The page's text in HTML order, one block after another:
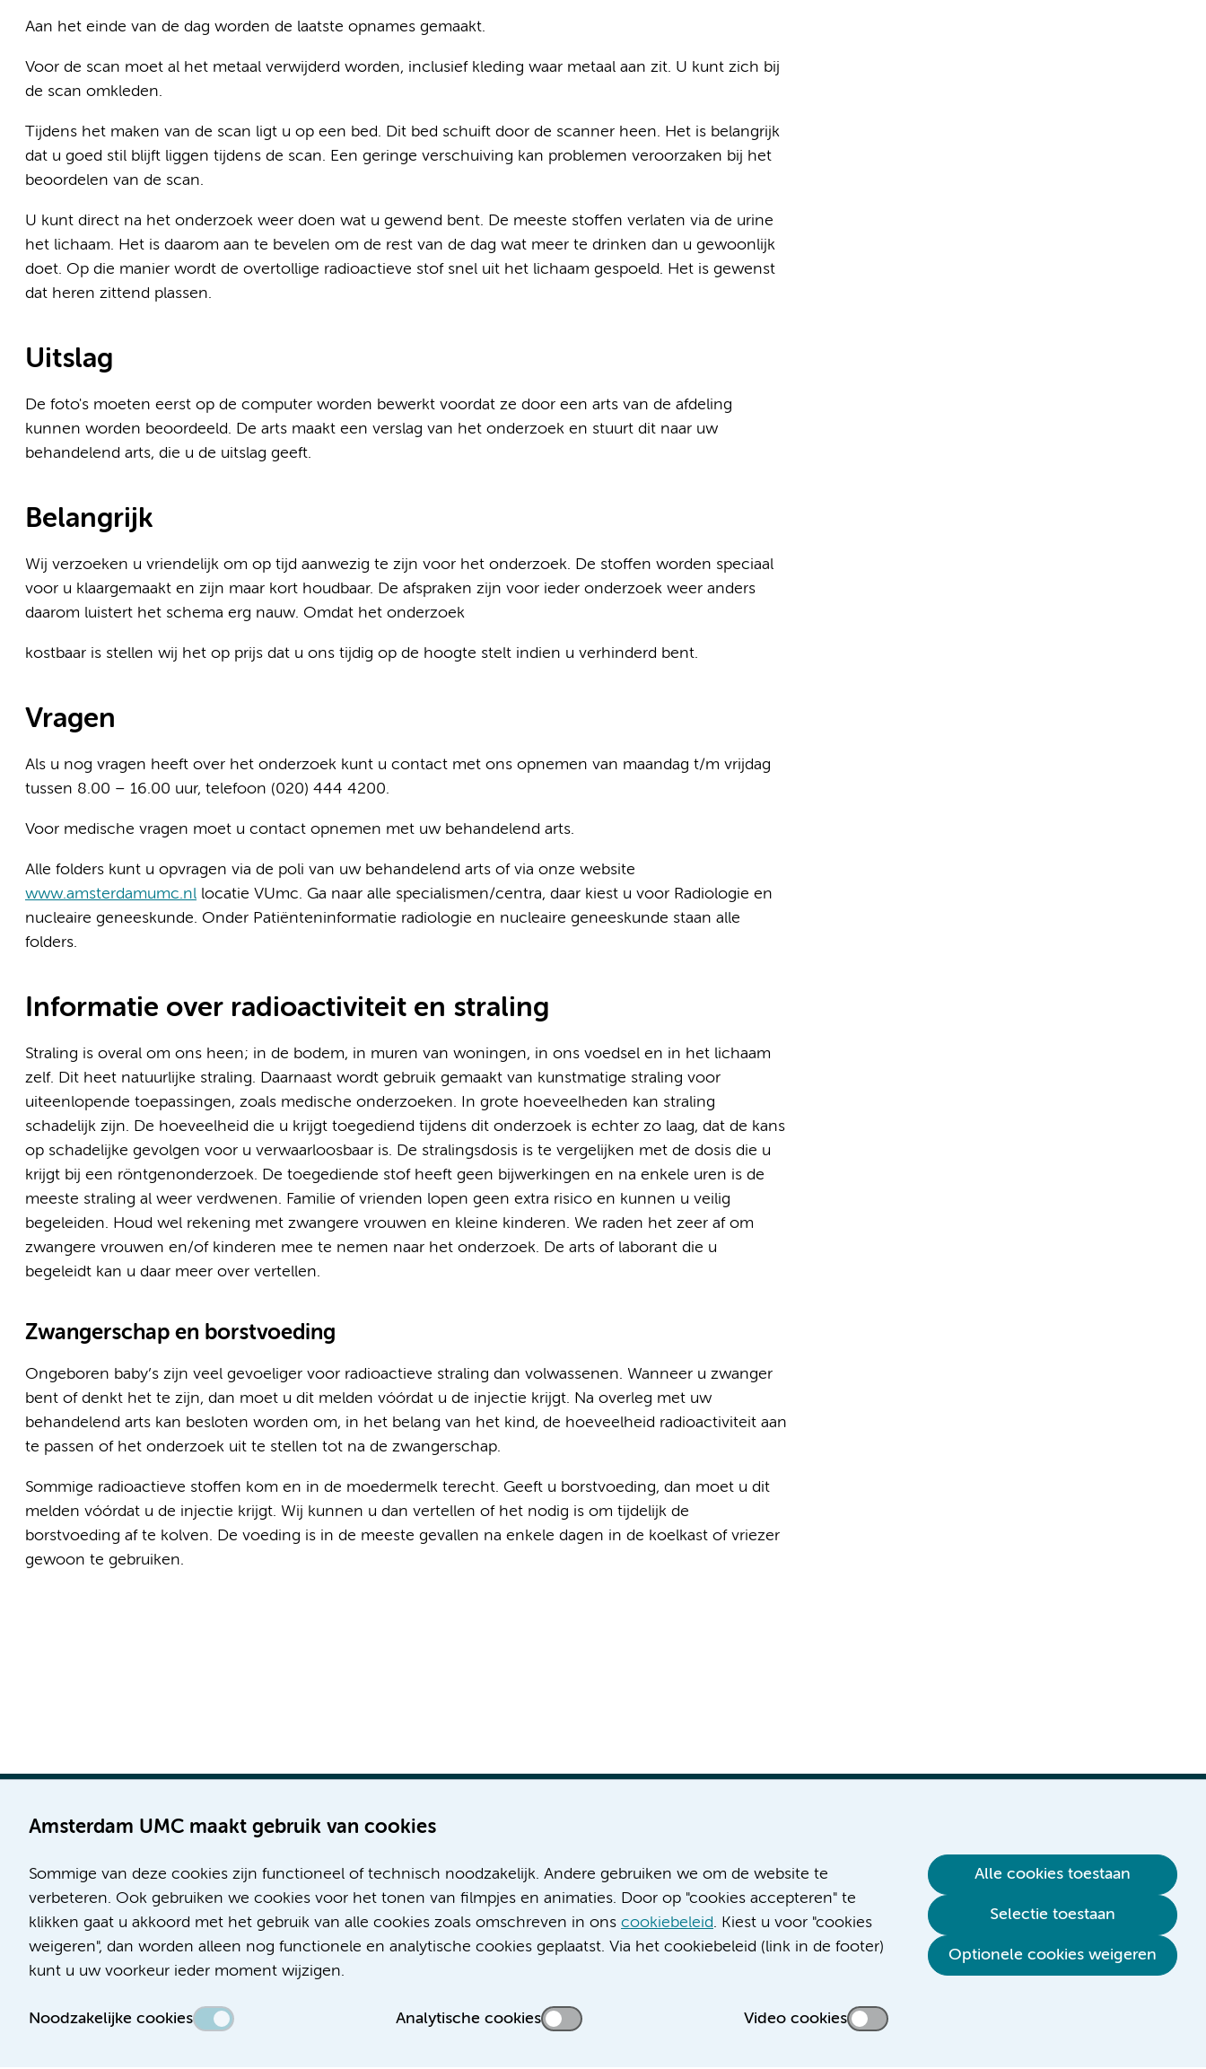
Aan het einde van de dag worden de laatste opnames gemaakt.
Voor de scan moet al het metaal verwijderd worden, inclusief kleding waar metaal aan zit. U kunt zich bij
de scan omkleden.
Tijdens het maken van de scan ligt u op een bed. Dit bed schuift door de scanner heen. Het is belangrijk
dat u goed stil blijft liggen tijdens de scan. Een geringe verschuiving kan problemen veroorzaken bij het
beoordelen van de scan.
U kunt direct na het onderzoek weer doen wat u gewend bent. De meeste stoffen verlaten via de urine
het lichaam. Het is daarom aan te bevelen om de rest van de dag wat meer te drinken dan u gewoonlijk
doet. Op die manier wordt de overtollige radioactieve stof snel uit het lichaam gespoeld. Het is gewenst
dat heren zittend plassen.
Uitslag
De foto's moeten eerst op de computer worden bewerkt voordat ze door een arts van de afdeling
kunnen worden beoordeeld. De arts maakt een verslag van het onderzoek en stuurt dit naar uw
behandelend arts, die u de uitslag geeft.
Belangrijk
Wij verzoeken u vriendelijk om op tijd aanwezig te zijn voor het onderzoek. De stoffen worden speciaal
voor u klaargemaakt en zijn maar kort houdbaar. De afspraken zijn voor ieder onderzoek weer anders
daarom luistert het schema erg nauw. Omdat het onderzoek
kostbaar is stellen wij het op prijs dat u ons tijdig op de hoogte stelt indien u verhinderd bent.
Vragen
Als u nog vragen heeft over het onderzoek kunt u contact met ons opnemen van maandag t/m vrijdag
tussen 8.00 – 16.00 uur, telefoon (020) 444 4200.
Voor medische vragen moet u contact opnemen met uw behandelend arts.
Alle folders kunt u opvragen via de poli van uw behandelend arts of via onze website
www.amsterdamumc.nl locatie VUmc. Ga naar alle specialismen/centra, daar kiest u voor Radiologie en
nucleaire geneeskunde. Onder Patiënteninformatie radiologie en nucleaire geneeskunde staan alle
folders.
Informatie over radioactiviteit en straling
Straling is overal om ons heen; in de bodem, in muren van woningen, in ons voedsel en in het lichaam
zelf. Dit heet natuurlijke straling. Daarnaast wordt gebruik gemaakt van kunstmatige straling voor
uiteenlopende toepassingen, zoals medische onderzoeken. In grote hoeveelheden kan straling
schadelijk zijn. De hoeveelheid die u krijgt toegediend tijdens dit onderzoek is echter zo laag, dat de kans
op schadelijke gevolgen voor u verwaarloosbaar is. De stralingsdosis is te vergelijken met de dosis die u
krijgt bij een röntgenonderzoek. De toegediende stof heeft geen bijwerkingen en na enkele uren is de
meeste straling al weer verdwenen. Familie of vrienden lopen geen extra risico en kunnen u veilig
begeleiden. Houd wel rekening met zwangere vrouwen en kleine kinderen. We raden het zeer af om
zwangere vrouwen en/of kinderen mee te nemen naar het onderzoek. De arts of laborant die u
begeleidt kan u daar meer over vertellen.
Zwangerschap en borstvoeding
Ongeboren baby’s zijn veel gevoeliger voor radioactieve straling dan volwassenen. Wanneer u zwanger
bent of denkt het te zijn, dan moet u dit melden vóórdat u de injectie krijgt. Na overleg met uw
behandelend arts kan besloten worden om, in het belang van het kind, de hoeveelheid radioactiviteit aan
te passen of het onderzoek uit te stellen tot na de zwangerschap.
Sommige radioactieve stoffen kom en in de moedermelk terecht. Geeft u borstvoeding, dan moet u dit
melden vóórdat u de injectie krijgt. Wij kunnen u dan vertellen of het nodig is om tijdelijk de
borstvoeding af te kolven. De voeding is in de meeste gevallen na enkele dagen in de koelkast of vriezer
gewoon te gebruiken.
Amsterdam UMC maakt gebruik van cookies
Sommige van deze cookies zijn functioneel of technisch noodzakelijk. Andere gebruiken we om de website te
verbeteren. Ook gebruiken we cookies voor het tonen van filmpjes en animaties. Door op "cookies accepteren" te
klikken gaat u akkoord met het gebruik van alle cookies zoals omschreven in ons cookiebeleid. Kiest u voor "cookies
weigeren", dan worden alleen nog functionele en analytische cookies geplaatst. Via het cookiebeleid (link in de footer)
kunt u uw voorkeur ieder moment wijzigen.
Noodzakelijke cookies Analytische cookies Video cookies
Alle cookies toestaan
Selectie toestaan
Optionele cookies weigeren
Locatie AMC
Meibergdreef 9
1105 AZ Amsterdam
Route en parkeren
Locatie VUmc
De Boelelaan 1117
1081 HV Amsterdam
(020) 444 4444
Route en parkeren
Meer Amsterdam UMC websites:
Werken bij Amsterdam UMC
Over Amsterdam UMC
Educatie locatie AMC
Verwijzen & diagnostiek